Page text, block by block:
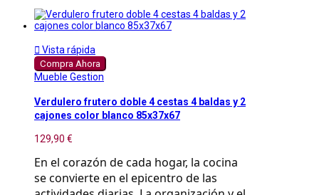
 Vista rápida
Compra Ahora
Mueble Gestion
Verdulero frutero doble 4 cestas 4 baldas y 2
cajones color blanco 85x37x67
129,90 €
En el corazón de cada hogar, la cocina
se convierte en el epicentro de las